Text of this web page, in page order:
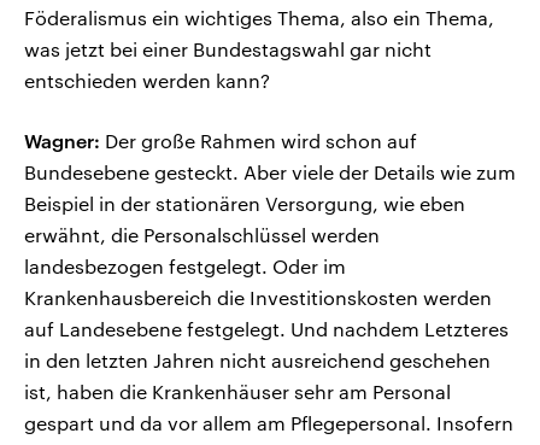
Föderalismus ein wichtiges Thema, also ein Thema,
was jetzt bei einer Bundestagswahl gar nicht
entschieden werden kann?
Wagner: Der große Rahmen wird schon auf
Bundesebene gesteckt. Aber viele der Details wie zum
Beispiel in der stationären Versorgung, wie eben
erwähnt, die Personalschlüssel werden
landesbezogen festgelegt. Oder im
Krankenhausbereich die Investitionskosten werden
auf Landesebene festgelegt. Und nachdem Letzteres
in den letzten Jahren nicht ausreichend geschehen
ist, haben die Krankenhäuser sehr am Personal
gespart und da vor allem am Pflegepersonal. Insofern